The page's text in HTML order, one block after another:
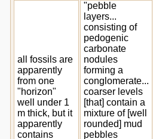
all fossils are
apparently
from one
"horizon"
well under 1
m thick, but it
apparently
contains
"pebble
layers...
consisting of
pedogenic
carbonate
nodules
forming a
conglomerate...
coarser levels
[that] contain a
mixture of [well
rounded] mud
pebbles